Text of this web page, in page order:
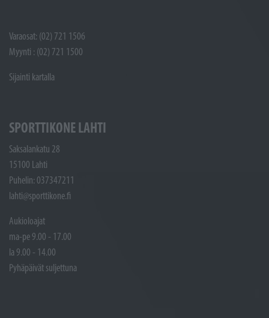
Varaosat: (02) 721 1506
Myynti : (02) 721 1500
Sijainti kartalla
SPORTTIKONE LAHTI
Saksalankatu 28
15100 Lahti
Puhelin: 037347211
lahti@sporttikone.fi
Aukioloajat
ma-pe 9.00 - 17.00
la 9.00 - 14.00
Pyhäpäivät suljettuna